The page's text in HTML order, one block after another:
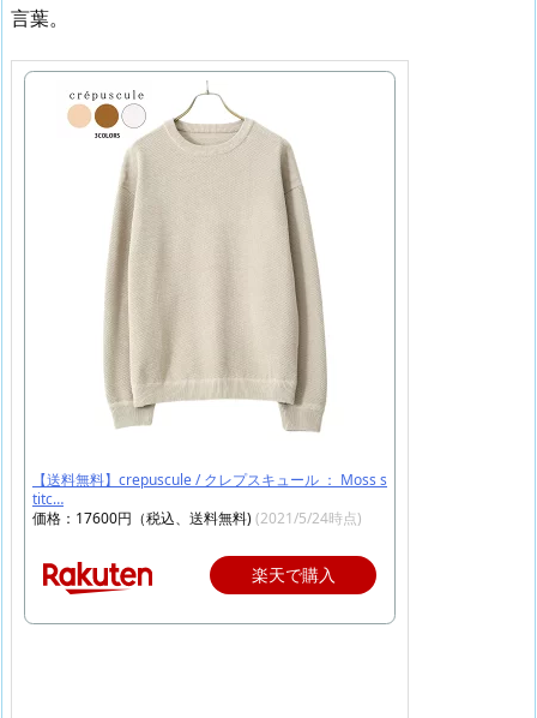
言葉。
【送料無料】crepuscule / クレプスキュール ： Moss s
titc…
価格：17600円（税込、送料無料)(2021/5/24時点)
楽天で購入